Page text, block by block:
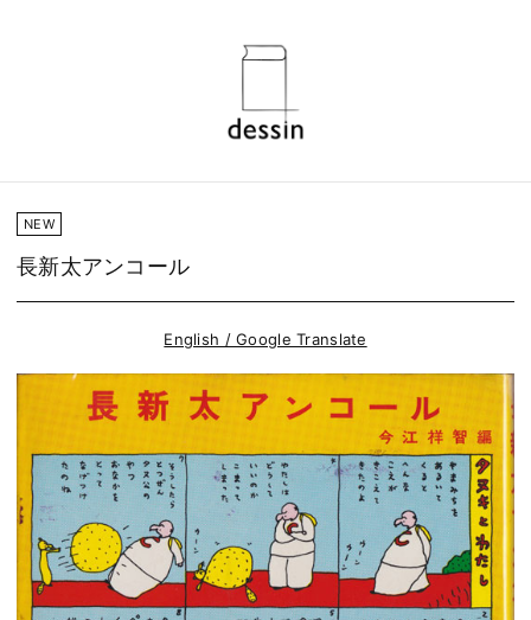
NEW
長新太アンコール
English / Google Translate